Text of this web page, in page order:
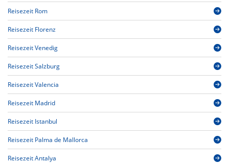
Reisezeit Rom
Reisezeit Florenz
Reisezeit Venedig
Reisezeit Salzburg
Reisezeit Valencia
Reisezeit Madrid
Reisezeit Istanbul
Reisezeit Palma de Mallorca
Reisezeit Antalya